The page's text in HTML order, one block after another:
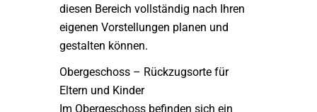
diesen Bereich vollständig nach Ihren
eigenen Vorstellungen planen und
gestalten können.
Obergeschoss – Rückzugsorte für
Eltern und Kinder
Im Obergeschoss befinden sich ein